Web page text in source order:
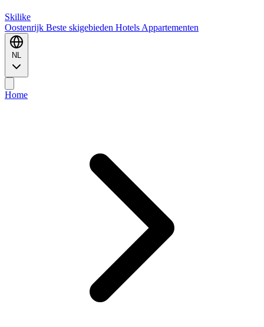
Skilike
Oostenrijk Beste skigebieden Hotels Appartementen
NL
Home